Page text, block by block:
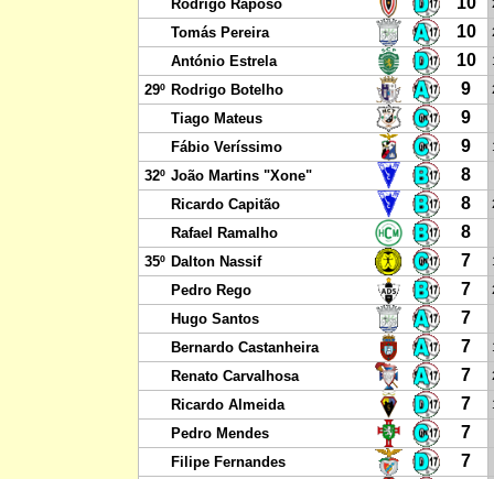
Rodrigo Raposo
Tomás Pereira 10
António Estrela 10
29º Rodrigo Botelho 9
Tiago Mateus 9
Fábio Veríssimo 9
32º João Martins "Xone" 8
Ricardo Capitão 8
Rafael Ramalho 8
35º Dalton Nassif 7
Pedro Rego 7
Hugo Santos 7
Bernardo Castanheira 7
Renato Carvalhosa 7
Ricardo Almeida 7
Pedro Mendes 7
Filipe Fernandes 7